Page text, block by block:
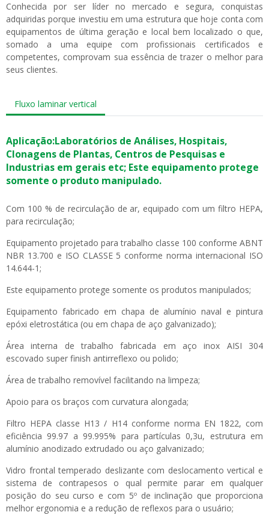
Conhecida por ser líder no mercado e segura, conquistas
adquiridas porque investiu em uma estrutura que hoje conta com
equipamentos de última geração e local bem localizado o que,
somado a uma equipe com profissionais certificados e
competentes, comprovam sua essência de trazer o melhor para
seus clientes.
Fluxo laminar vertical
Aplicação:Laboratórios de Análises, Hospitais,
Clonagens de Plantas, Centros de Pesquisas e
Industrias em gerais etc; Este equipamento protege
somente o produto manipulado.
Com 100 % de recirculação de ar, equipado com um filtro HEPA,
para recirculação;
Equipamento projetado para trabalho classe 100 conforme ABNT
NBR 13.700 e ISO CLASSE 5 conforme norma internacional ISO
14.644-1;
Este equipamento protege somente os produtos manipulados;
Equipamento fabricado em chapa de alumínio naval e pintura
epóxi eletrostática (ou em chapa de aço galvanizado);
Área interna de trabalho fabricada em aço inox AISI 304
escovado super finish antirreflexo ou polido;
Área de trabalho removível facilitando na limpeza;
Apoio para os braços com curvatura alongada;
Filtro HEPA classe H13 / H14 conforme norma EN 1822, com
eficiência 99.97 a 99.995% para partículas 0,3u, estrutura em
alumínio anodizado extrudado ou aço galvanizado;
Vidro frontal temperado deslizante com deslocamento vertical e
sistema de contrapesos o qual permite parar em qualquer
posição do seu curso e com 5º de inclinação que proporciona
melhor ergonomia e a redução de reflexos para o usuário;